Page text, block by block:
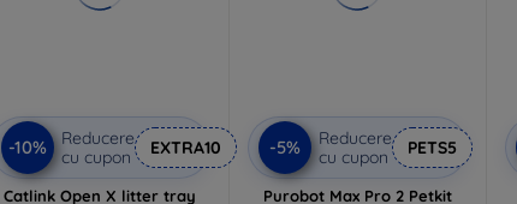
-10%
Reducere
cu cupon
EXTRA10
Catlink Open X litter tray
-5%
Reducere
cu cupon
PETS5
Purobot Max Pro 2 Petkit